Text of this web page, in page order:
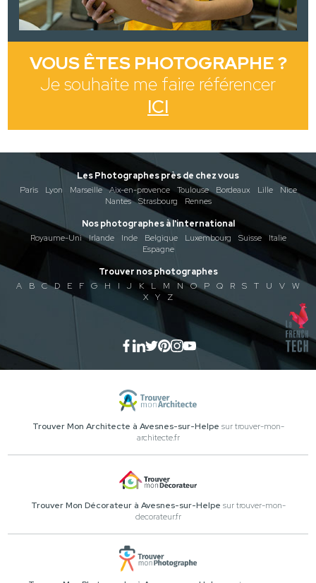
VOUS ÊTES PHOTOGRAPHE ?
Je souhaite me faire référencer
ICI
Les Photographes près de chez vous
Paris
Lyon Marseille Aix-en-provence Toulouse Bordeaux Lille
Nice
Nantes
Strasbourg
Rennes
Nos photographes à l'international
Royaume-Uni
Irlande Inde Belgique Luxembourg Suisse
Italie
Espagne
Trouver nos photographes
A
B C D E F G H I J K L M N O P Q R S T U V
W
X
Y Z
Trouver Mon Architecte à Avesnes-sur-Helpe sur trouver-mon-
architecte.fr
Trouver Mon Décorateur à Avesnes-sur-Helpe sur trouver-mon-
decorateur.fr